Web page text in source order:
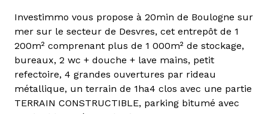
Investimmo vous propose à 20min de Boulogne sur
mer sur le secteur de Desvres, cet entrepôt de 1
200m² comprenant plus de 1 000m² de stockage,
bureaux, 2 wc + douche + lave mains, petit
refectoire, 4 grandes ouvertures par rideau
métallique, un terrain de 1ha4 clos avec une partie
TERRAIN CONSTRUCTIBLE, parking bitumé avec